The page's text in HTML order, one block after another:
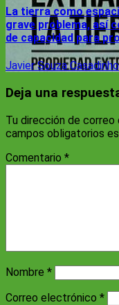
La tierra como
grave problema, así
de capacidad para
Javier Souza Casadinho
Deja una
Tu dirección de
campos obligatorios
Comentario *
Nombre *
Correo electrónico *